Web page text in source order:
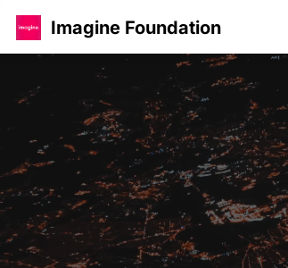
Imagine Foundation